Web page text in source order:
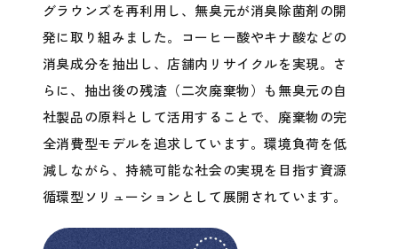
グラウンズを再利用し、無臭元が消臭除菌剤の開
発に取り組みました。コーヒー酸やキナ酸などの
消臭成分を抽出し、店舗内リサイクルを実現。さ
らに、抽出後の残渣（二次廃棄物）も無臭元の自
社製品の原料として活用することで、廃棄物の完
全消費型モデルを追求しています。環境負荷を低
減しながら、持続可能な社会の実現を目指す資源
循環型ソリューションとして展開されています。